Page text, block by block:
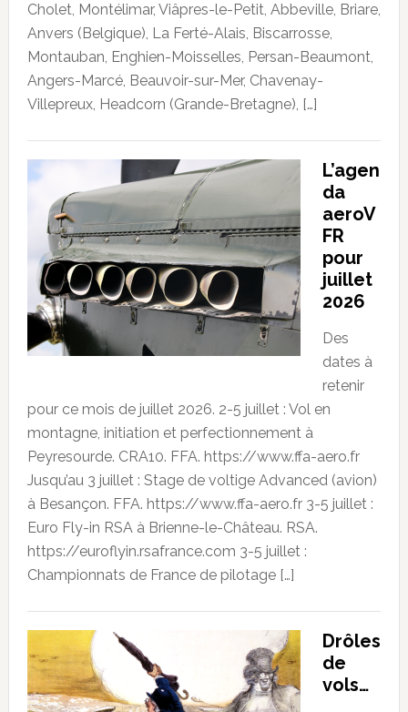
Cholet, Montélimar, Viâpres-le-Petit, Abbeville, Briare,
Anvers (Belgique), La Ferté-Alais, Biscarrosse,
Montauban, Enghien-Moisselles, Persan-Beaumont,
Angers-Marcé, Beauvoir-sur-Mer, Chavenay-
Villepreux, Headcorn (Grande-Bretagne), […]
L’agen
da
aeroV
FR
pour
juillet
2026
Des
dates à
retenir
pour ce mois de juillet 2026. 2-5 juillet : Vol en
montagne, initiation et perfectionnement à
Peyresourde. CRA10. FFA. https://www.ffa-aero.fr
Jusqu’au 3 juillet : Stage de voltige Advanced (avion)
à Besançon. FFA. https://www.ffa-aero.fr 3-5 juillet :
Euro Fly-in RSA à Brienne-le-Château. RSA.
https://euroflyin.rsafrance.com 3-5 juillet :
Championnats de France de pilotage […]
Drôles
de
vols…